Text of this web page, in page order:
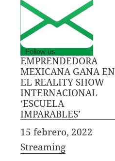
Follow us
EMPRENDEDORA
MEXICANA GANA EN
EL REALITY SHOW
INTERNACIONAL
‘ESCUELA
IMPARABLES’
Fecha
15 febrero, 2022
In relation to
Streaming